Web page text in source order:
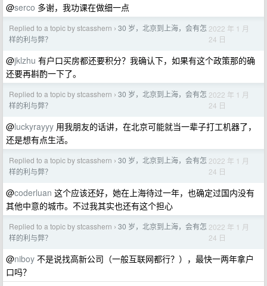
@serco 多谢，我功课在做细一点
Replied to a topic by stcasshern › 30 岁，北京到上海，会有怎
样的利与弊？
2022 年 1 月
24 日
@jklzhu 有户口买房都还要积分？我确认下，如果有这个政策那的确
还要再斟酌一下了。
Replied to a topic by stcasshern › 30 岁，北京到上海，会有怎
样的利与弊？
2022 年 1 月
24 日
@luckyrayyy 用我朋友的话讲，在北京可能就当一辈子打工机器了，
还是想有点生活。
Replied to a topic by stcasshern › 30 岁，北京到上海，会有怎
样的利与弊？
2022 年 1 月
24 日
@coderluan 这个应该还好，她在上海待过一年，也确定过国内没有
其他中意的城市。不过我其实也还有这个担心
Replied to a topic by stcasshern › 30 岁，北京到上海，会有怎
样的利与弊？
2022 年 1 月
24 日
@niboy 不是说找高新公司（一般互联网都行？），最快一两年拿户
口吗？